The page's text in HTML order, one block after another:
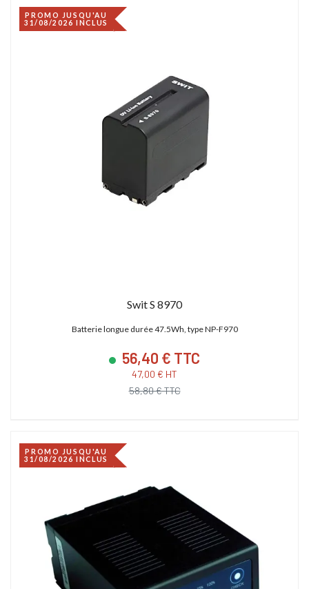
PROMO JUSQU'AU
31/08/2026 INCLUS
Swit S 8970
Batterie longue durée 47.5Wh, type NP-F970
56,40 € TTC
47,00 € HT
58,80 € TTC
PROMO JUSQU'AU
31/08/2026 INCLUS